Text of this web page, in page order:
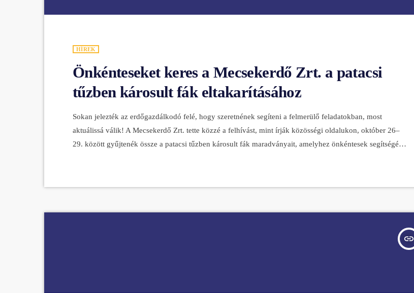
HÍREK
Önkénteseket keres a Mecsekerdő Zrt. a patacsi
tűzben károsult fák eltakarításához
Sokan jelezték az erdőgazdálkodó felé, hogy szeretnének segíteni a felmerülő feladatokban, most
aktuálissá válik! A Mecsekerdő Zrt. tette közzé a felhívást, mint írják közösségi oldalukon, október 26–
29. között gyűjtenék össze a patacsi tűzben károsult fák maradványait, amelyhez önkéntesek segítségét
insert_link